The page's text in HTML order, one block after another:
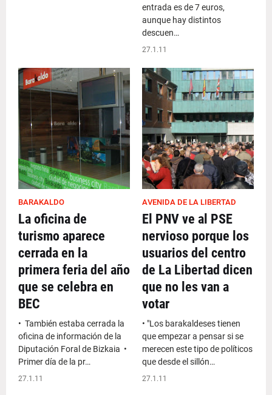
entrada es de 7 euros,
aunque hay distintos
descuen…
27.1.11
BARAKALDO
La oficina de
turismo aparece
cerrada en la
primera feria del año
que se celebra en
BEC
• También estaba cerrada la
oficina de información de la
Diputación Foral de Bizkaia •
Primer día de la pr…
27.1.11
AVENIDA DE LA LIBERTAD
El PNV ve al PSE
nervioso porque los
usuarios del centro
de La Libertad dicen
que no les van a
votar
• "Los barakaldeses tienen
que empezar a pensar si se
merecen este tipo de políticos
que desde el sillón…
27.1.11